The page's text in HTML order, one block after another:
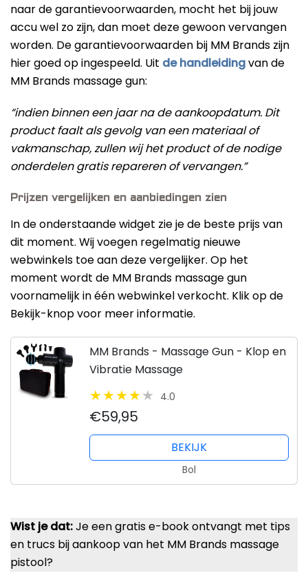
naar de garantievoorwaarden, mocht het bij jouw
accu wel zo zijn, dan moet deze gewoon vervangen
worden. De garantievoorwaarden bij MM Brands zijn
hier goed op ingespeeld. Uit de handleidingvan de
MM Brands massage gun:
“indien binnen een jaar na de aankoopdatum. Dit
product faalt als gevolg van een materiaal of
vakmanschap, zullen wij het product of de nodige
onderdelen gratis repareren of vervangen.”
Prijzen vergelijken en aanbiedingen zien
In de onderstaande widget zie je de beste prijs van
dit moment. Wij voegen regelmatig nieuwe
webwinkels toe aan deze vergelijker. Op het
moment wordt de MM Brands massage gun
voornamelijk in één webwinkel verkocht. Klik op de
Bekijk-knop voor meer informatie.
MM Brands - Massage Gun - Klop en
Vibratie Massage
4.0
€59,95
BEKIJK
Bol
Wist je dat:Je een gratis e-book ontvangt met tips
en trucs bij aankoop van het MM Brands massage
pistool?